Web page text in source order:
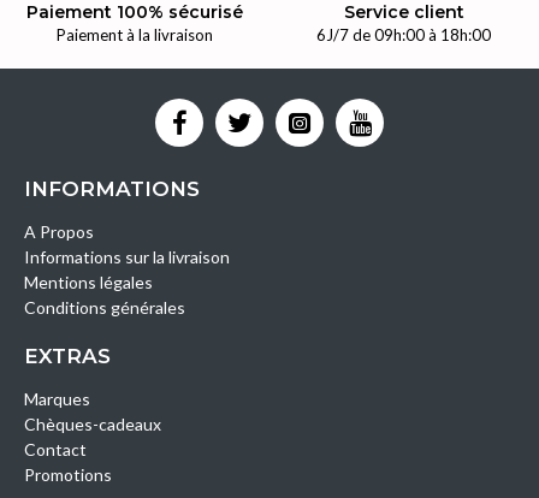
Paiement 100% sécurisé
Paiement à la livraison
Service client
6J/7 de 09h:00 à 18h:00
INFORMATIONS
A Propos
Informations sur la livraison
Mentions légales
Conditions générales
EXTRAS
Marques
Chèques-cadeaux
Contact
Promotions